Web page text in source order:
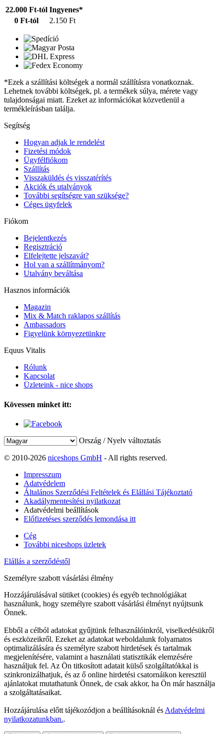
22.000 Ft-tól Ingyenes*
0 Ft-tól
2.150 Ft
*Ezek a szállítási költségek a normál szállításra vonatkoznak.
Lehetnek további költségek, pl. a termékek súlya, mérete vagy
tulajdonságai miatt. Ezeket az információkat közvetlenül a
termékleírásban találja.
Segítség
Hogyan adjak le rendelést
Fizetési módok
Ügyfélfiókom
Szállítás
Visszaküldés és visszatérítés
Akciók és utalványok
További segítségre van szüksége?
Céges ügyfelek
Fiókom
Bejelentkezés
Regisztráció
Elfelejtette jelszavát?
Hol van a szállítmányom?
Utalvány beváltása
Hasznos információk
Magazin
Mix & Match raklapos szállítás
Ambassadors
Figyelünk környezetünkre
Equus Vitalis
Rólunk
Kapcsolat
Üzleteink - nice shops
Kövessen minket itt:
Ország / Nyelv változtatás
© 2010-2026 niceshops GmbH - All rights reserved.
Impresszum
Adatvédelem
Általános Szerződési Feltételek és Elállási Tájékoztató
Akadálymentesítési nyilatkozat
Adatvédelmi beállítások
Előfizetéses szerződés lemondása itt
Cég
További niceshops üzletek
Elállás a szerződéstől
Személyre szabott vásárlási élmény
Hozzájárulásával sütiket (cookies) és egyéb technológiákat
használunk, hogy személyre szabott vásárlási élményt nyújtsunk
Önnek.
Ebből a célból adatokat gyűjtünk felhasználóinkról, viselkedésükről
és eszközeikről. Ezeket az adatokat weboldalunk folyamatos
optimalizálására és személyre szabott hirdetések és tartalmak
megjelenítésére, valamint a használati statisztikák elemzésére
használjuk fel. Az Ön titkosított adatait külső szolgáltatókkal is
szinkronizálhatjuk, és az ő online hirdetési csatornáikon keresztül
ajánlatokat mutathatunk Önnek, de csak akkor, ha Ön már használja
a szolgáltatásaikat.
Hozzájárulása előtt tájékozódjon a beállításoknál és Adatvédelmi
nyilatkozatunkban..